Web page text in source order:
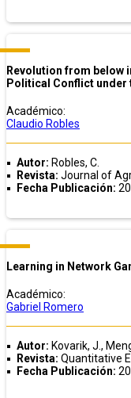
Revolution from below
Political Conflict under
Académico:
Claudio Robles
Autor: Robles, C.
Revista: Journal of
Fecha Publicación:
Learning in Network
Académico:
Gabriel Romero
Autor: Kovarik, J.,
Revista: Quantitative
Fecha Publicación: